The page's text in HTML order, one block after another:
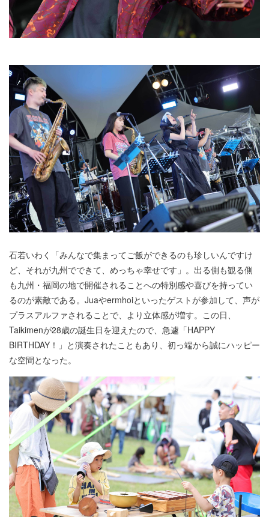
石若いわく「みんなで集まってご飯ができるのも珍しいんですけ
ど、それが九州でできて、めっちゃ幸せです」。出る側も観る側
も九州・福岡の地で開催されることへの特別感や喜びを持ってい
るのが素敵である。Juaやermhoiといったゲストが参加して、声が
プラスアルファされることで、より立体感が増す。この日、
Taikimenが28歳の誕生日を迎えたので、急遽「HAPPY
BIRTHDAY！」と演奏されたこともあり、初っ端から誠にハッピー
な空間となった。